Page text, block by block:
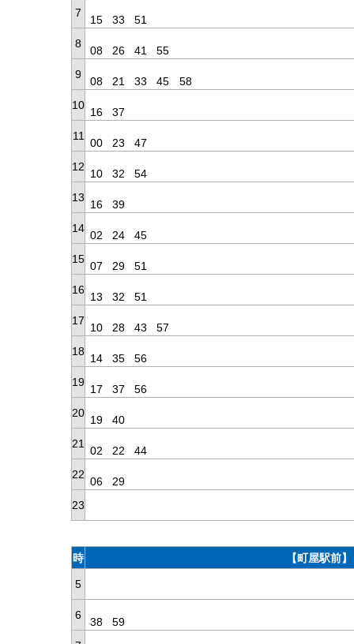
7
15 33
51
8
08 26 41
55
9
08 21 33 45
58
10
16
37
11
00 23
47
12
10 32
54
13
16
39
14
02 24
45
15
07 29
51
16
13 32
51
17
10 28 43
57
18
14 35
56
19
17 37
56
20
19
40
21
02 22
44
22
06
29
23
時 【町屋駅前
5
6
38
59